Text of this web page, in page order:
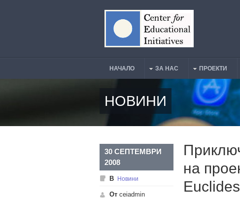
Main Menu
НАЧАЛО ЗА НАС ПРОЕКТИ
НОВИНИ
30 СЕПТЕМВРИ
2008
В Новини
От ceiadmin
на